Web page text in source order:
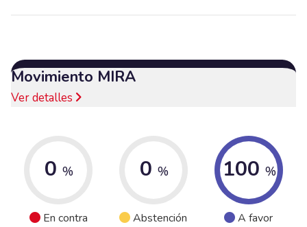
Movimiento MIRA
Ver detalles
0 %
En contra
0 %
Abstención
100 %
A favor